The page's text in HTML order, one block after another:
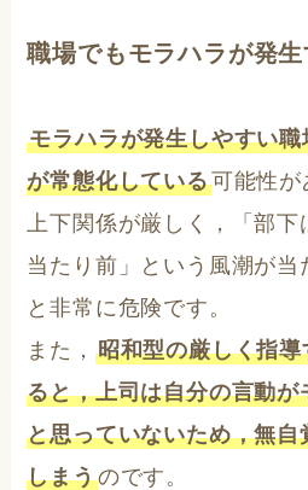
職場でもモラハラが発
モラハラが発生しやすい
が常態化している可能性が
上下関係が厳しく，「部
当たり前」という風潮が当
と非常に危険です。
また， 昭和型の厳しく指
ると，上司は自分の言動
と思っていないため，無
しまうのです。